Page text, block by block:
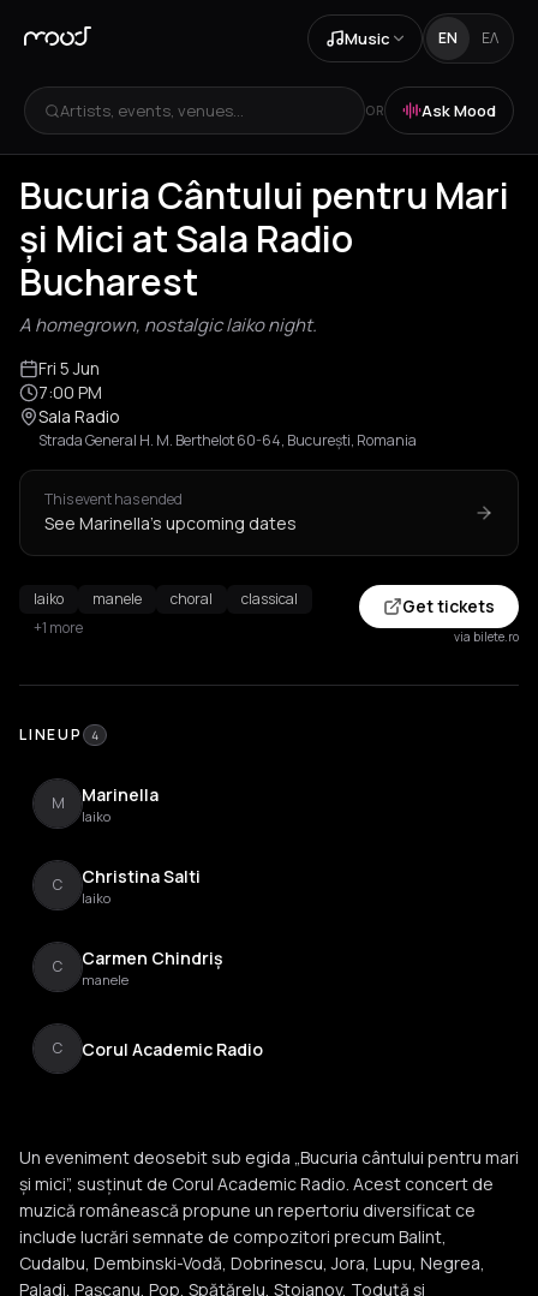
Music EN ΕΛ
Artists, events, venues... OR Ask Mood
Bucuria Cântului pentru Mari
și Mici at Sala Radio
Bucharest
A homegrown, nostalgic laiko night.
Fri 5 Jun
7:00 PM
Sala Radio
Strada General H. M. Berthelot 60-64, București, Romania
This event has ended
See Marinella's upcoming dates
laiko manele choral
classical
+1 more
Get tickets
via bilete.ro
LINEUP 4
M Marinella
laiko
C Christina Salti
laiko
C Carmen Chindriș
manele
C Corul Academic Radio
Un eveniment deosebit sub egida „Bucuria cântului pentru mari
și mici”, susținut de Corul Academic Radio. Acest concert de
muzică românească propune un repertoriu diversificat ce
include lucrări semnate de compozitori precum Balint,
Cudalbu, Dembinski-Vodă, Dobrinescu, Jora, Lupu, Negrea,
Paladi, Pașcanu, Pop, Spătărelu, Stoianov, Toduță și